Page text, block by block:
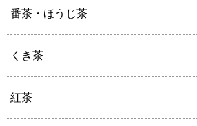
番茶・ほうじ茶
くき茶
紅茶